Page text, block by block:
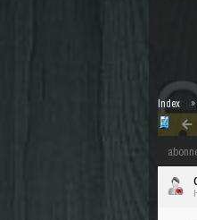
Index »